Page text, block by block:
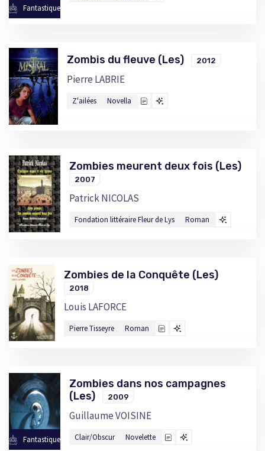
Fantastique
Zombis du fleuve (Les) 2012
Pierre LABRIE
Z'ailées Novella
Zombies meurent deux fois (Les)
2007
Patrick NICOLAS
Fondation littéraire Fleur de Lys Roman
Zombies de la Conquête (Les)
2018
Louis LAFORCE
Pierre Tisseyre Roman
Fantastique
Zombies dans nos campagnes
(Les)
2009
Guillaume VOISINE
Clair/Obscur Novelette